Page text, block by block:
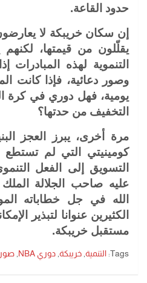
حدود القاعة.
إن سكان خريبكة لا
يقلّلون من قيمتها،
التنموية لهذه
وصور دعائية، فإذا كانت
يومية، فهل دوري في كرة
التخفيف من حدتها؟
مرة أخرى، يبرز العجز
كومينيتي التي لم تستطع
التسويق إلى الفعل
عليه صاحب الجلالة
الله في جل خطاباته
الكثيرين عنوانا لتبذير
مستقبل خريبكة.
Tags: التنمية, خريبكة, دوري NBA , صور